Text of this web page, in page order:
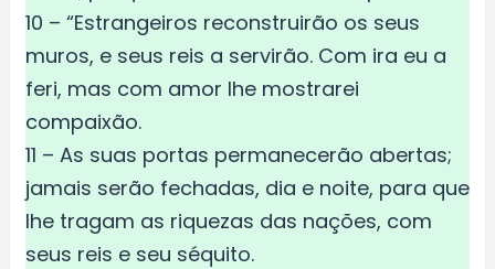
10 – “Estrangeiros reconstruirão os seus
muros, e seus reis a servirão. Com ira eu a
feri, mas com amor lhe mostrarei
compaixão.
11 – As suas portas permanecerão abertas;
jamais serão fechadas, dia e noite, para que
lhe tragam as riquezas das nações, com
seus reis e seu séquito.